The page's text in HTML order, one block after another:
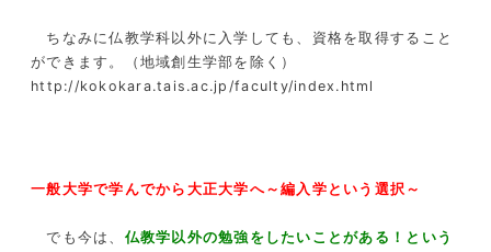
ちなみに仏教学科以外に入学しても、資格を取得すること
ができます。（地域創生学部を除く）
http://kokokara.tais.ac.jp/faculty/index.html
一般大学で学んでから大正大学へ～編入学という選択～
でも今は、 仏教学以外の勉強をしたいことがある！という